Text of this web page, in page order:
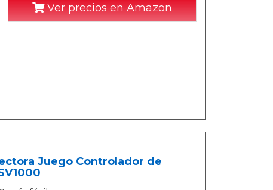
Ver precios en Amazon
Juego Controlador de